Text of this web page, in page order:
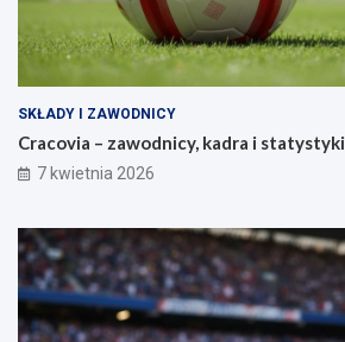
SKŁADY I ZAWODNICY
Cracovia – zawodnicy, kadra i statystyki
7 kwietnia 2026